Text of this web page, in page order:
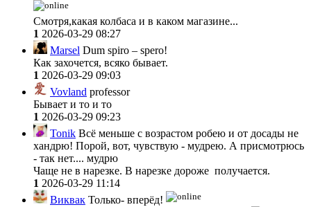
Смотря,какая колбаса и в каком магазине...
1 2026-03-29 08:27
Marsel Dum spiro – spero!
Как захочется, всяко бывает.
1 2026-03-29 09:03
Vovland professor
Бывает и то и то
1 2026-03-29 09:23
Tonik Всё меньше с возрастом робею и от досады не
хандрю! Порой, вот, чувствую - мудрею. А присмотрюсь
- так нет.... мудрю
Чаще не в нарезке. В нарезке дороже получается.
1 2026-03-29 11:14
Виквак Только- вперёд!